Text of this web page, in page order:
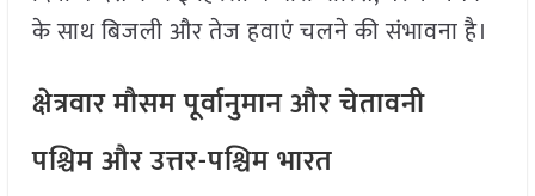
के साथ बिजली और तेज हवाएं चलने की संभावना है।
क्षेत्रवार मौसम पूर्वानुमान और चेतावनी
पश्चिम और उत्तर-पश्चिम भारत